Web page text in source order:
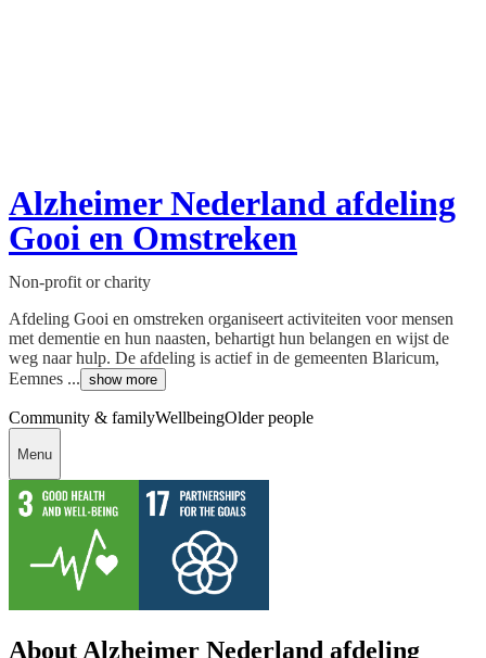
Alzheimer Nederland afdeling
Gooi en Omstreken
Non-profit or charity
Afdeling Gooi en omstreken organiseert activiteiten voor mensen
met dementie en hun naasten, behartigt hun belangen en wijst de
weg naar hulp. De afdeling is actief in de gemeenten Blaricum,
Eemnes ... show more
Community & familyWellbeingOlder people
Menu
About Alzheimer Nederland afdeling